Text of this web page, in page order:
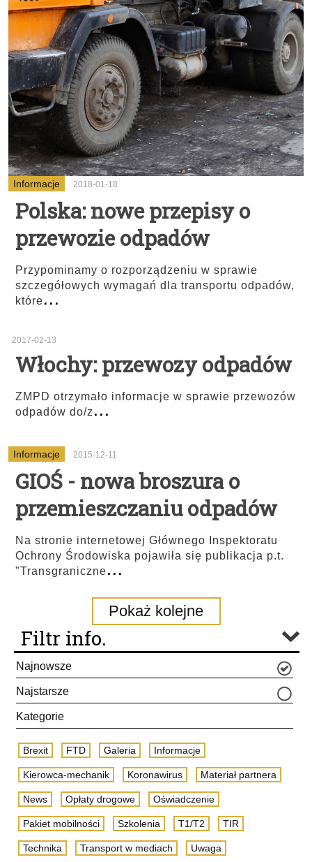
Informacje 2018-01-18
Polska: nowe przepisy o
przewozie odpadów
Przypominamy o rozporządzeniu w sprawie
szczegółowych wymagań dla transportu odpadów,
które...
2017-02-13
Włochy: przewozy odpadów
ZMPD otrzymało informacje w sprawie przewozów
odpadów do/z...
Informacje 2015-12-11
GIOŚ - nowa broszura o
przemieszczaniu odpadów
Na stronie internetowej Głównego Inspektoratu
Ochrony Środowiska pojawiła się publikacja p.t.
"Transgraniczne...
Pokaż kolejne
Filtr info.
Najnowsze
Najstarsze
Kategorie
Brexit FTD Galeria Informacje
Kierowca-mechanik Koronawirus Materiał partnera
News Opłaty drogowe Oświadczenie
Pakiet mobilności Szkolenia T1/T2 TIR
Technika Transport w mediach Uwaga